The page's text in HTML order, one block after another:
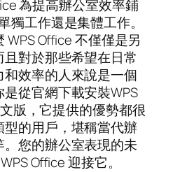
為提高辦公室效率鋪
工作還是集體工作。
Office 不僅僅是另
對於那些希望在日常
效率的人來說是一個
從官網下載安裝WPS
版，它提供的優勢都很
的用戶，堪稱當代辦
您的辦公室表現的未
Office 迎接它。